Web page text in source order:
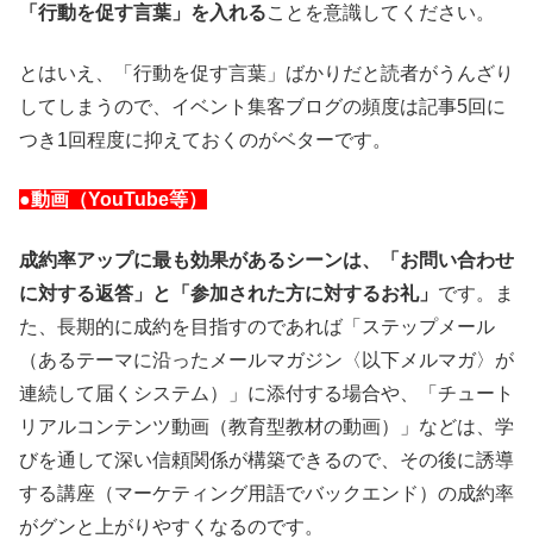
「行動を促す言葉」を入れることを意識してください。
とはいえ、「行動を促す言葉」ばかりだと読者がうんざり
してしまうので、イベント集客ブログの頻度は記事5回に
つき1回程度に抑えておくのがベターです。
●動画（YouTube等）
成約率アップに最も効果があるシーンは、「お問い合わせ
に対する返答」と「参加された方に対するお礼」 です。ま
た、長期的に成約を目指すのであれば「ステップメール
（あるテーマに沿ったメールマガジン〈以下メルマガ〉が
連続して届くシステム）」に添付する場合や、「チュート
リアルコンテンツ動画（教育型教材の動画）」などは、学
びを通して深い信頼関係が構築できるので、その後に誘導
する講座（マーケティング用語でバックエンド）の成約率
がグンと上がりやすくなるのです。